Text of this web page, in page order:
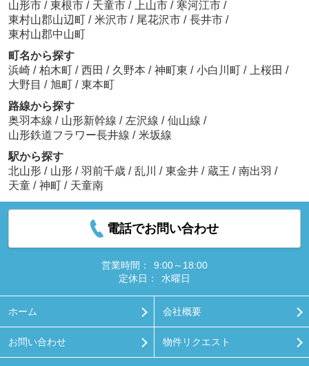
山形市 / 東根市 / 天童市 / 上山市 / 寒河江市 /
東村山郡山辺町 / 米沢市 / 尾花沢市 / 長井市 /
東村山郡中山町
町名から探す
浜崎 / 柏木町 / 西田 / 久野本 / 神町東 / 小白川町 / 上桜田 /
大野目 / 旭町 / 東本町
路線から探す
奥羽本線 / 山形新幹線 / 左沢線 / 仙山線 /
山形鉄道フラワー長井線 / 米坂線
駅から探す
北山形 / 山形 / 羽前千歳 / 乱川 / 東金井 / 蔵王 / 南出羽 /
天童 / 神町 / 天童南
電話でお問い合わせ
営業時間：
9:00～18:00
定休日：
水曜日
ホーム 会社概要
お問い合わせ 物件リクエスト